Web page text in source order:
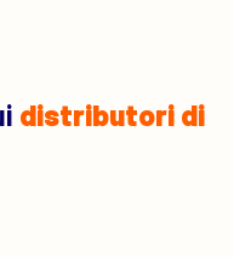
distributori di